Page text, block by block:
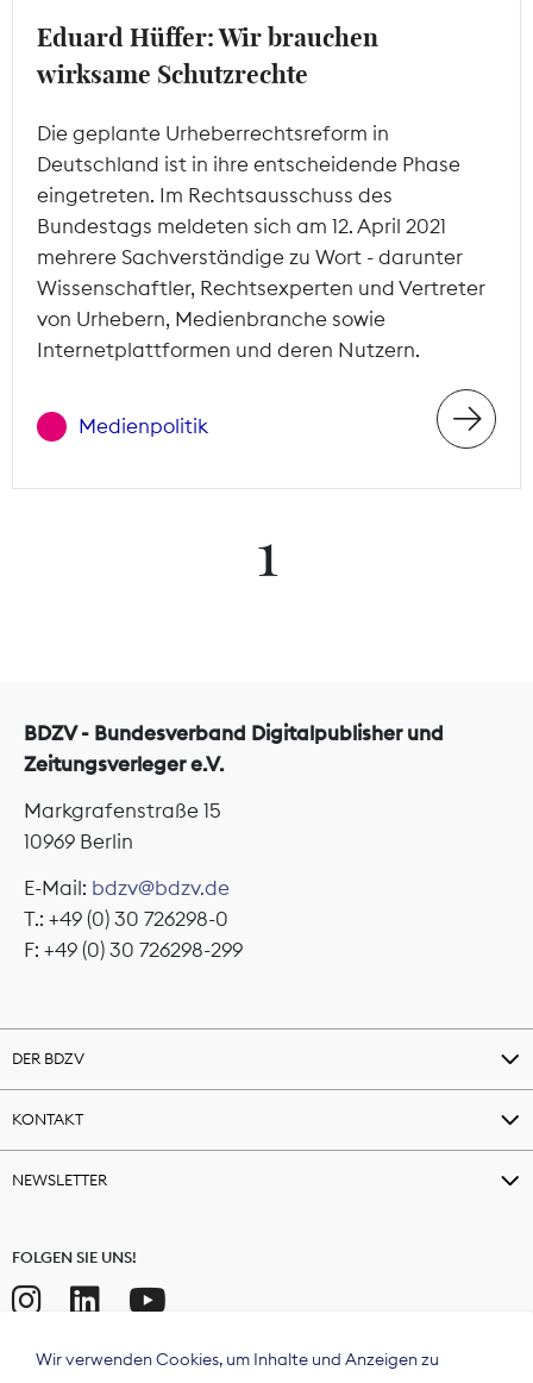
Mitgliederbereich
Eduard Hüffer: Wir brauchen
wirksame Schutzrechte
Die geplante Urheberrechtsreform in
Deutschland ist in ihre entscheidende Phase
eingetreten. Im Rechtsausschuss des
Bundestags meldeten sich am 12. April 2021
mehrere Sachverständige zu Wort - darunter
Wissenschaftler, Rechtsexperten und Vertreter
von Urhebern, Medienbranche sowie
Internetplattformen und deren Nutzern.
Medienpolitik
1
BDZV - Bundesverband Digitalpublisher und
Zeitungsverleger e.V.
Markgrafenstraße 15
10969 Berlin
E-Mail: bdzv@bdzv.de
T.: +49 (0) 30 726298-0
F: +49 (0) 30 726298-299
DER BDZV
KONTAKT
NEWSLETTER
FOLGEN SIE UNS!
Wir verwenden Cookies, um Inhalte und Anzeigen zu